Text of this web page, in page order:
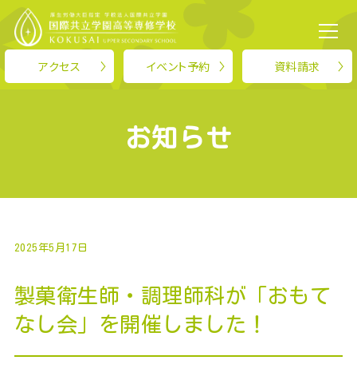
スクールライフ
入学案内
アクセス イベント予約 資料請求
お知らせ
>お知らせ> 製菓衛生師・調理師科が「おもてなし会」を開催しました！
2025年5月17日
製菓衛生師・調理師科が「おもて
なし会」を開催しました！